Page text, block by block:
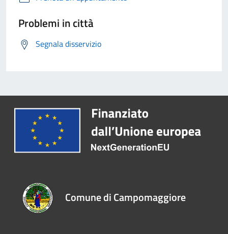
Problemi in città
Segnala disservizio
Comune di Campomaggiore